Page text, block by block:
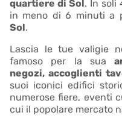
quartiere di Sol . In soli
in meno di 6 minuti a
Sol.
Lascia le tue valigie
famoso per la sua
negozi, accoglienti
suoi iconici edifici
numerose fiere, eventi
cui il popolare mercato